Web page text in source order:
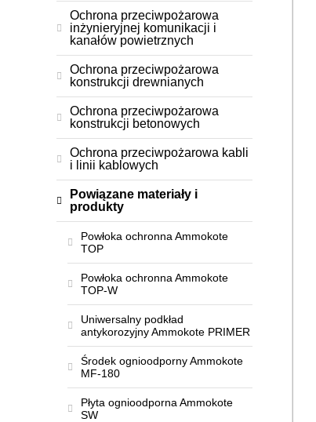
Ochrona przeciwpożarowa
inżynieryjnej komunikacji i
kanałów powietrznych
Ochrona przeciwpożarowa
konstrukcji drewnianych
Ochrona przeciwpożarowa
konstrukcji betonowych
Ochrona przeciwpożarowa kabli
i linii kablowych
Powiązane materiały i
produkty
Powłoka ochronna Ammokote
TOP
Powłoka ochronna Ammokote
TOP-W
Uniwersalny podkład
antykorozyjny Ammokote PRIMER
Środek ognioodporny Ammokote
MF-180
Płyta ognioodporna Ammokote
SW